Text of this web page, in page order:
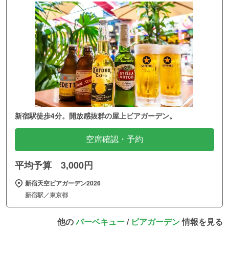
新宿駅徒歩4分。開放感抜群の屋上ビアガーデン。
空席確認・予約
平均予算 3,000円
新宿天空ビアガーデン2026
新宿駅／東京都
他のバーベキュー/ ビアガーデン情報を見る